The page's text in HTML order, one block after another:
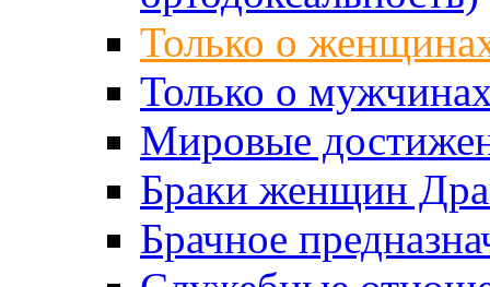
Только о
Только о
Мировые
Браки женщин
Брачное